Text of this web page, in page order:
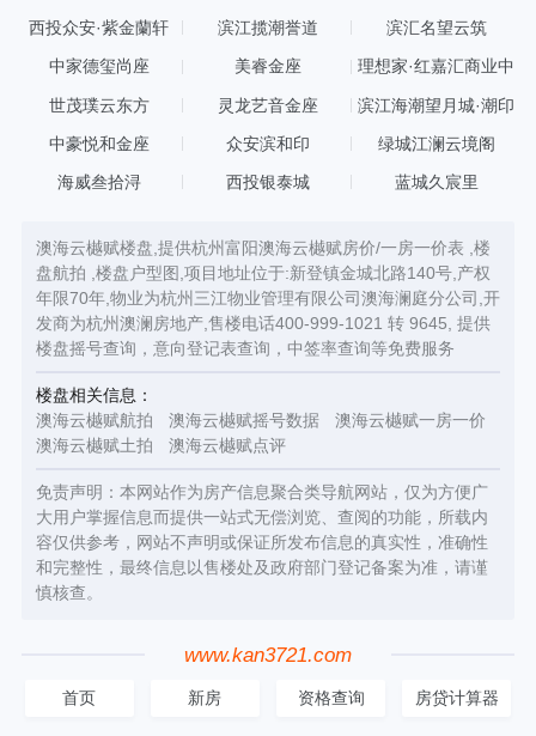
西投众安·紫金蘭轩 滨江揽潮誉道 滨汇名望云筑
中家德玺尚座 美睿金座
理想家·红嘉汇商业中
世茂璞云东方 灵龙艺音金座 滨江海潮望月城·潮印
中豪悦和金座 众安滨和印 绿城江澜云境阁
海威叁拾浔 西投银泰城 蓝城久宸里
澳海云樾赋楼盘,提供杭州富阳澳海云樾赋房价/一房一价表 ,楼
盘航拍 ,楼盘户型图,项目地址位于:新登镇金城北路140号,产权
年限70年,物业为杭州三江物业管理有限公司澳海澜庭分公司,开
发商为杭州澳澜房地产,售楼电话400-999-1021 转 9645, 提供
楼盘摇号查询，意向登记表查询，中签率查询等免费服务
楼盘相关信息：
澳海云樾赋航拍
澳海云樾赋摇号数据
澳海云樾赋一房一价
澳海云樾赋土拍
澳海云樾赋点评
免责声明：本网站作为房产信息聚合类导航网站，仅为方便广
大用户掌握信息而提供一站式无偿浏览、查阅的功能，所载内
容仅供参考，网站不声明或保证所发布信息的真实性，准确性
和完整性，最终信息以售楼处及政府部门登记备案为准，请谨
慎核查。
www.kan3721.com
首页 新房 资格查询 房贷计算器